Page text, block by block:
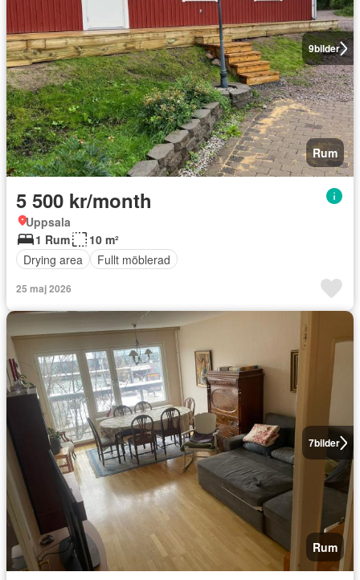
9bilder
Rum
5 500 kr/month
Uppsala
1 Rum
10 m²
Drying area
Fullt möblerad
25 maj 2026
7bilder
Rum